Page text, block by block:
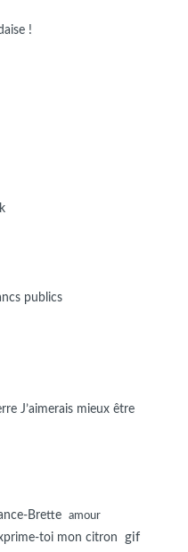
!
publics
J’aimerais mieux être
Brette amour
toi mon citron
gif